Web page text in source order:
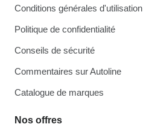
Conditions générales d'utilisation
Politique de confidentialité
Conseils de sécurité
Commentaires sur Autoline
Catalogue de marques
Nos offres